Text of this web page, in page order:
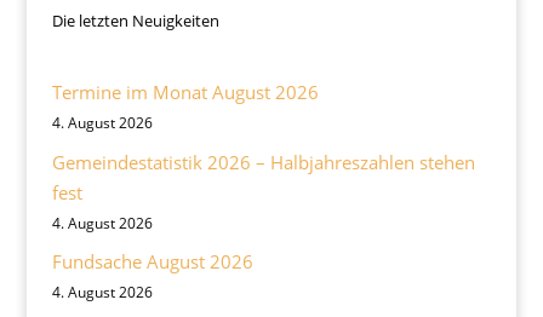
Die letzten Neuigkeiten
Termine im Monat August 2026
4. August 2026
Gemeindestatistik 2026 – Halbjahreszahlen stehen
fest
4. August 2026
Fundsache August 2026
4. August 2026